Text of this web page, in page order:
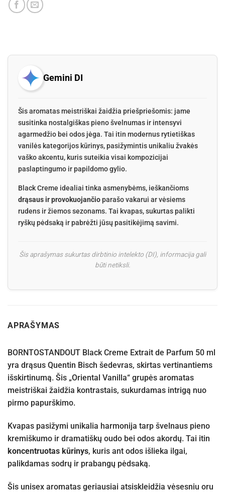
Gemini DI
Šis aromatas meistriškai žaidžia priešpriešomis: jame
susitinka nostalgiškas pieno švelnumas ir intensyvi
agarmedžio bei odos jėga. Tai itin modernus rytietiškas
vanilės kategorijos kūrinys, pasižymintis unikaliu žvakės
vaško akcentu, kuris suteikia visai kompozicijai
paslaptingumo ir papildomo gylio.
Black Creme idealiai tinka asmenybėms, ieškančioms
drąsaus ir provokuojančioparašo vakarui ar vėsiems
rudens ir žiemos sezonams. Tai kvapas, sukurtas palikti
ryškų pėdsaką ir pabrėžti jūsų pasitikėjimą savimi.
Šis aprašymas sukurtas dirbtinio intelekto (DI), informacija gali
būti netiksli.
APRAŠYMAS
BORNTOSTANDOUT Black Creme Extrait de Parfum 50 ml
yra drąsus Quentin Bisch šedevras, skirtas vertinantiems
išskirtinumą. Šis „Oriental Vanilla“ grupės aromatas
meistriškai žaidžia kontrastais, sukurdamas intrigą nuo
pirmo papurškimo.
Kvapas pasižymi unikalia harmonija tarp švelnaus pieno
kremiškumo ir dramatiškų oudo bei odos akordų. Tai itin
koncentruotas kūrinys, kuris ant odos išlieka ilgai,
palikdamas sodrų ir prabangų pėdsaką.
Šis unisex aromatas geriausiai atsiskleidžia vėsesniu oru